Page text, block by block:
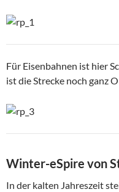
Für Eisenbahnen ist hier
ist die Strecke noch ganz
Winter-eSpire von
In der kalten Jahreszeit